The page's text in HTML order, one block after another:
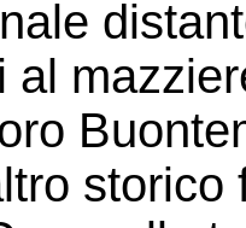
al
storico